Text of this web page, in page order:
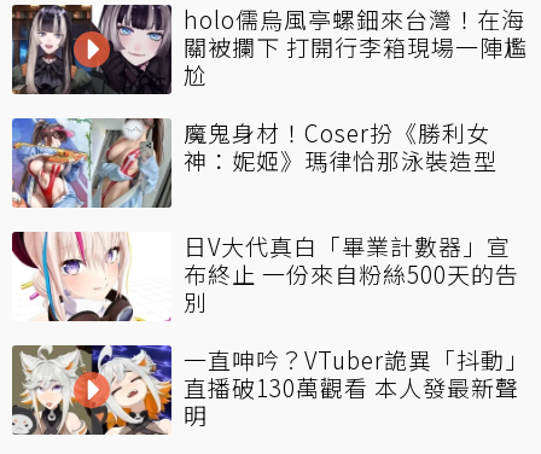
holo儒烏風亭螺鈿來台灣！在海
關被攔下 打開行李箱現場一陣尷
尬
魔鬼身材！Coser扮《勝利女
神：妮姬》瑪律恰那泳裝造型
日V大代真白「畢業計數器」宣
布終止 一份來自粉絲500天的告
別
一直呻吟？VTuber詭異「抖動」
直播破130萬觀看 本人發最新聲
明